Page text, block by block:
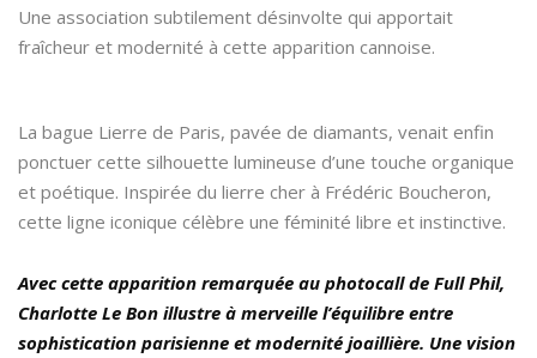
Une association subtilement désinvolte qui apportait
fraîcheur et modernité à cette apparition cannoise.
La bague Lierre de Paris, pavée de diamants, venait enfin
ponctuer cette silhouette lumineuse d’une touche organique
et poétique. Inspirée du lierre cher à Frédéric Boucheron,
cette ligne iconique célèbre une féminité libre et instinctive.
Avec cette apparition remarquée au photocall de Full Phil,
Charlotte Le Bon illustre à merveille l’équilibre entre
sophistication parisienne et modernité joaillière. Une vision